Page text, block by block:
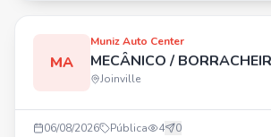
MA
Muniz Auto Center
MECÂNICO /
Joinville
06/08/2026 Pública 4 0